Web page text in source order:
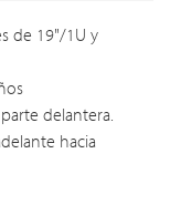
de 19"/1U y
delantera.
hacia